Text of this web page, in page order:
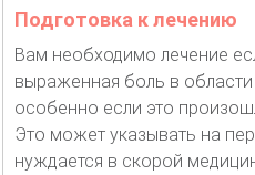
Подготовка к лечению
Вам необходимо лечение
выраженная боль в
особенно если это
Это может указывать на
нуждается в скорой